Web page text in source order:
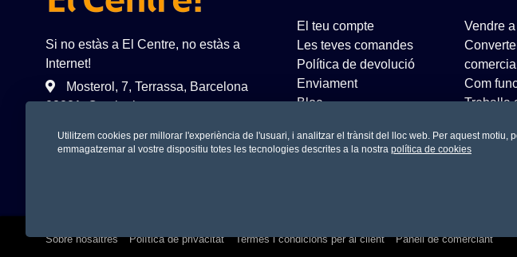
Si no estàs a El Centre, no estàs a
Internet!
Mosterol, 7, Terrassa, Barcelona
08221, Catalonia
El teu compte
Les teves comandes
Política de devolució
Enviament
Bloc
Vendre
Com
Treballa
Sobre nosaltres Política de privacitat Termes i condicions per al client Panell de comerciant
Utilitzem cookies per millorar l'experiència de l'usuari, i analitzar el trànsit del lloc web. Per aquest
emmagatzemar al vostre dispositiu totes les tecnologies descrites a la nostra política de cookies